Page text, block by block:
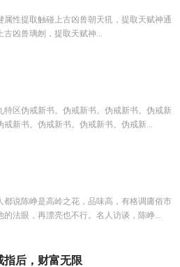
属性提取触碰上古凶兽朝天犼，提取天赋神通
古凶兽璃刎，提取天赋神...
特区伪戒新书。伪戒新书。伪戒新书。伪戒新
戒新书。伪戒新书。伪戒新书。伪戒新...
都说陈峥是高岭之花，品味高，有格调庸俗市
的法眼，再漂亮也不行。名人访谈，陈峥...
指后，财富无限